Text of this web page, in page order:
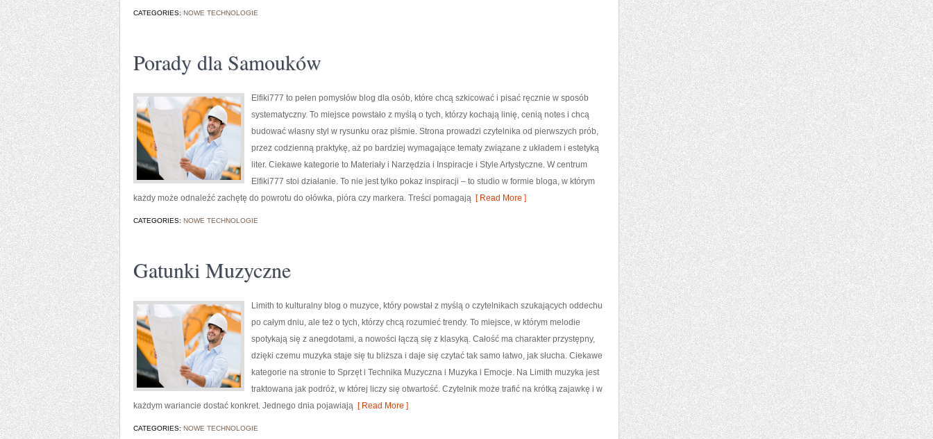
CATEGORIES: NOWE TECHNOLOGIE
Porady dla Samouków
Elfiki777 to pełen pomysłów blog dla osób, które chcą szkicować i pisać ręcznie w sposób
systematyczny. To miejsce powstało z myślą o tych, którzy kochają linię, cenią notes i chcą
budować własny styl w rysunku oraz piśmie. Strona prowadzi czytelnika od pierwszych prób,
przez codzienną praktykę, aż po bardziej wymagające tematy związane z układem i estetyką
liter. Ciekawe kategorie to Materiały i Narzędzia i Inspiracje i Style Artystyczne. W centrum
Elfiki777 stoi działanie. To nie jest tylko pokaz inspiracji – to studio w formie bloga, w którym
każdy może odnaleźć zachętę do powrotu do ołówka, pióra czy markera. Treści pomagają [ Read More ]
CATEGORIES: NOWE TECHNOLOGIE
Gatunki Muzyczne
Limith to kulturalny blog o muzyce, który powstał z myślą o czytelnikach szukających oddechu
po całym dniu, ale też o tych, którzy chcą rozumieć trendy. To miejsce, w którym melodie
spotykają się z anegdotami, a nowości łączą się z klasyką. Całość ma charakter przystępny,
dzięki czemu muzyka staje się tu bliższa i daje się czytać tak samo łatwo, jak słucha. Ciekawe
kategorie na stronie to Sprzęt i Technika Muzyczna i Muzyka i Emocje. Na Limith muzyka jest
traktowana jak podróż, w której liczy się otwartość. Czytelnik może trafić na krótką zajawkę i w
każdym wariancie dostać konkret. Jednego dnia pojawiają [ Read More ]
CATEGORIES: NOWE TECHNOLOGIE